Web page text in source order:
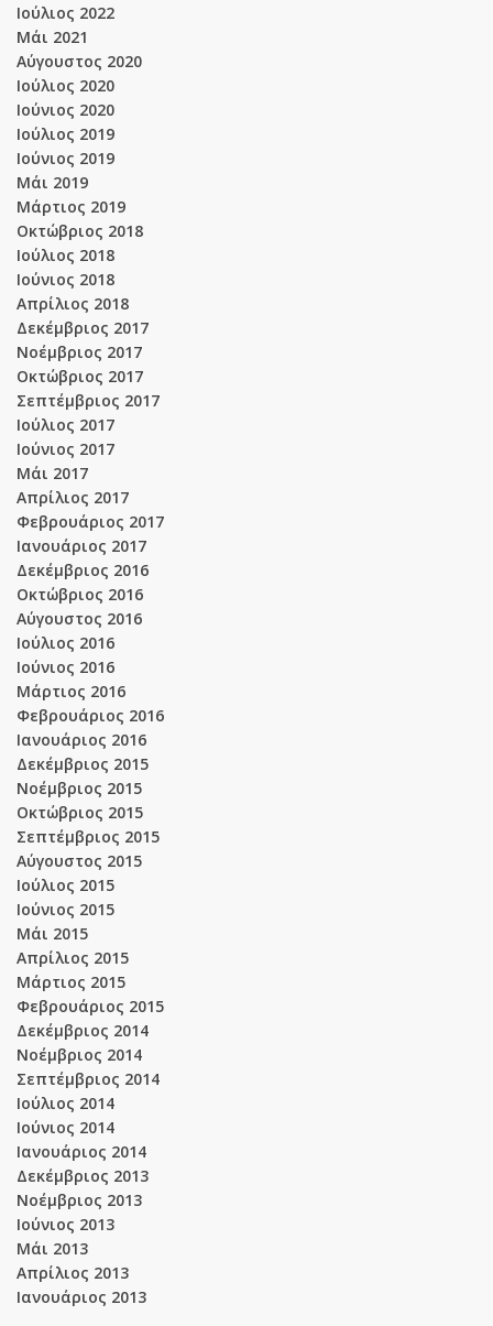
Ιούλιος 2022
Μάι 2021
Αύγουστος 2020
Ιούλιος 2020
Ιούνιος 2020
Ιούλιος 2019
Ιούνιος 2019
Μάι 2019
Μάρτιος 2019
Οκτώβριος 2018
Ιούλιος 2018
Ιούνιος 2018
Απρίλιος 2018
Δεκέμβριος 2017
Νοέμβριος 2017
Οκτώβριος 2017
Σεπτέμβριος 2017
Ιούλιος 2017
Ιούνιος 2017
Μάι 2017
Απρίλιος 2017
Φεβρουάριος 2017
Ιανουάριος 2017
Δεκέμβριος 2016
Οκτώβριος 2016
Αύγουστος 2016
Ιούλιος 2016
Ιούνιος 2016
Μάρτιος 2016
Φεβρουάριος 2016
Ιανουάριος 2016
Δεκέμβριος 2015
Νοέμβριος 2015
Οκτώβριος 2015
Σεπτέμβριος 2015
Αύγουστος 2015
Ιούλιος 2015
Ιούνιος 2015
Μάι 2015
Απρίλιος 2015
Μάρτιος 2015
Φεβρουάριος 2015
Δεκέμβριος 2014
Νοέμβριος 2014
Σεπτέμβριος 2014
Ιούλιος 2014
Ιούνιος 2014
Ιανουάριος 2014
Δεκέμβριος 2013
Νοέμβριος 2013
Ιούνιος 2013
Μάι 2013
Απρίλιος 2013
Ιανουάριος 2013